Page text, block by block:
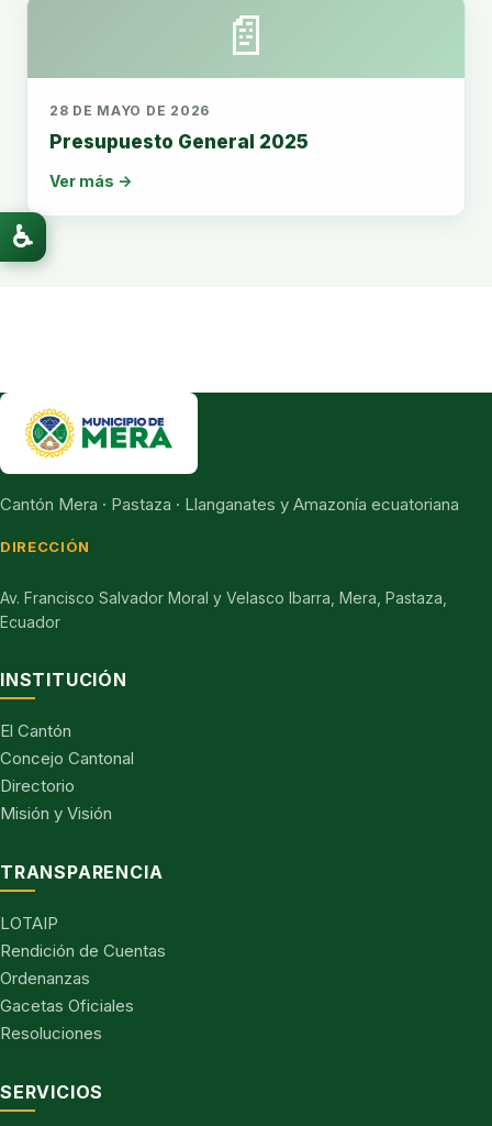
📄
28 DE MAYO DE 2026
Presupuesto General 2025
Ver más →
Cantón Mera · Pastaza · Llanganates y Amazonía ecuatoriana
DIRECCIÓN
Av. Francisco Salvador Moral y Velasco Ibarra, Mera, Pastaza,
Ecuador
INSTITUCIÓN
El Cantón
Concejo Cantonal
Directorio
Misión y Visión
TRANSPARENCIA
LOTAIP
Rendición de Cuentas
Ordenanzas
Gacetas Oficiales
Resoluciones
SERVICIOS
♿